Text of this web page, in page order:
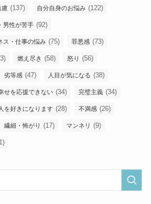
慮 (137) 自分自身のお悩み (122)
男性が苦手 (92)
ス・仕事の悩み (75) 罪悪感 (73)
燃え尽き (58) 怒り (56)
劣等感 (47) 人目が気になる (38)
せを応援できない (34) 完璧主義 (34)
を好きになります (28) 不満感 (26)
繊細・怖がり (17) マンネリ (9)